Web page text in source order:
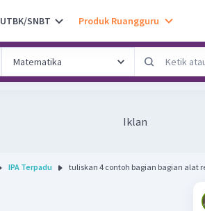
UTBK/SNBT Produk Ruangguru
Iklan
IPA Terpadu tuliskan 4 contoh bagian bagian alat